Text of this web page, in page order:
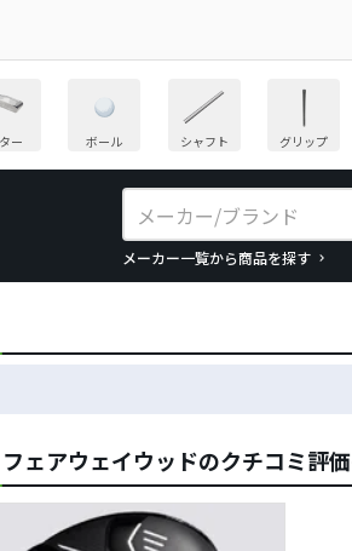
ー ボール シャフト グリップ
メーカー一覧から商品を探す
ェアウェイウッドのクチコミ評価